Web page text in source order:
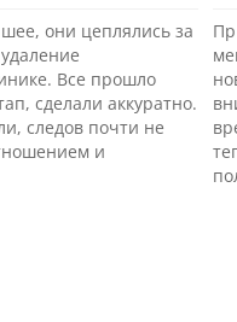
они цеплялись за
Все прошло
сделали аккуратно.
следов почти не
и